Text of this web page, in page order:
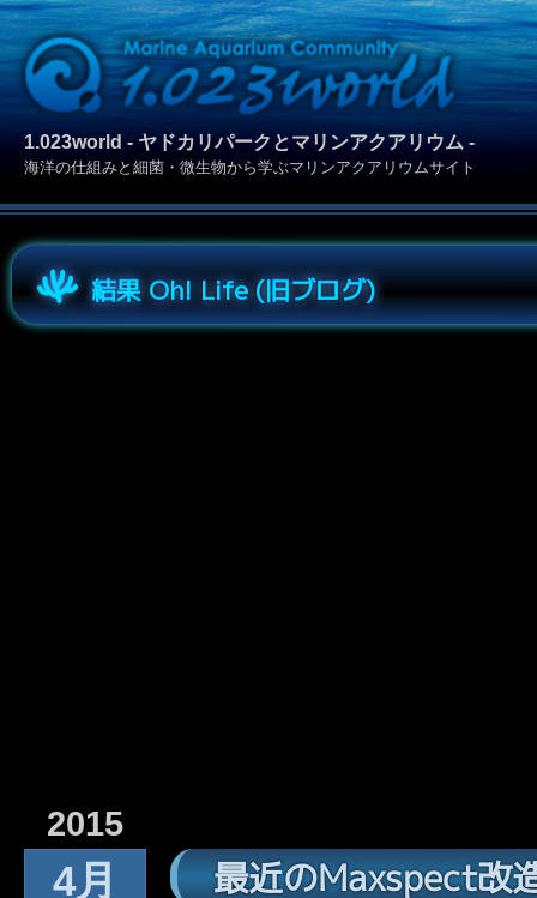
1.023world - ヤドカリパークとマリンアクアリウム -
海洋の仕組みと細菌・微生物から学ぶマリンアクアリウムサイト
結果 Oh! Life (旧ブログ)
2015
4月 最近のMaxspect改